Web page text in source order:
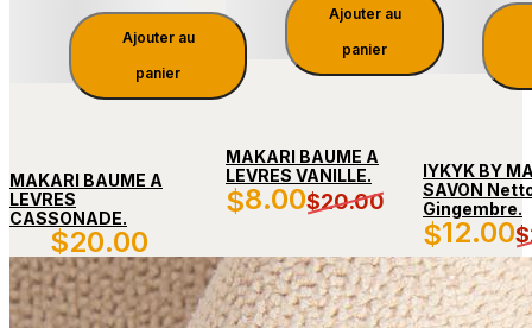
Ajouter au
panier
MAKARI BAUME A
LEVRES
CASSONADE.
$20.00
Ajouter au
panier
MAKARI BAUME A
LEVRES VANILLE.
$8.00$20.00
IYKYK BY
SAVON
Gingembre.
$12.00$